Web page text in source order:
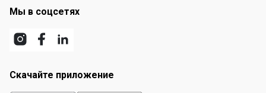
Мы в соцсетях
Скачайте приложение